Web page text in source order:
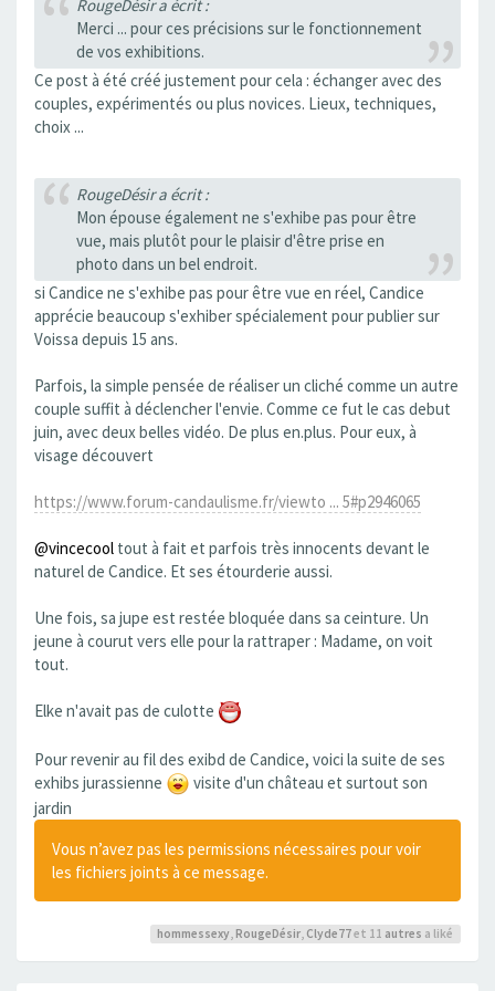
RougeDésir a écrit :
Merci ... pour ces précisions sur le fonctionnement
de vos exhibitions.
Ce post à été créé justement pour cela : échanger avec des
couples, expérimentés ou plus novices. Lieux, techniques,
choix ...
RougeDésir a écrit :
Mon épouse également ne s'exhibe pas pour être
vue, mais plutôt pour le plaisir d'être prise en
photo dans un bel endroit.
si Candice ne s'exhibe pas pour être vue en réel, Candice
apprécie beaucoup s'exhiber spécialement pour publier sur
Voissa depuis 15 ans.
Parfois, la simple pensée de réaliser un cliché comme un autre
couple suffit à déclencher l'envie. Comme ce fut le cas debut
juin, avec deux belles vidéo. De plus en.plus. Pour eux, à
visage découvert
https://www.forum-candaulisme.fr/viewto ... 5#p2946065
@vincecool tout à fait et parfois très innocents devant le
naturel de Candice. Et ses étourderie aussi.
Une fois, sa jupe est restée bloquée dans sa ceinture. Un
jeune à courut vers elle pour la rattraper : Madame, on voit
tout.
Elke n'avait pas de culotte
Pour revenir au fil des exibd de Candice, voici la suite de ses
exhibs jurassienne
visite d'un château et surtout son
jardin
Vous n’avez pas les permissions nécessaires pour voir
les fichiers joints à ce message.
hommessexy RougeDésir Clyde77et 11 autres a liké